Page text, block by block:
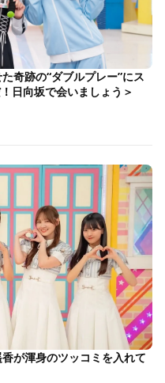
奇跡の“ダブルプレー”にス
日向坂で会いましょう＞
が渾身のツッコミを入れて